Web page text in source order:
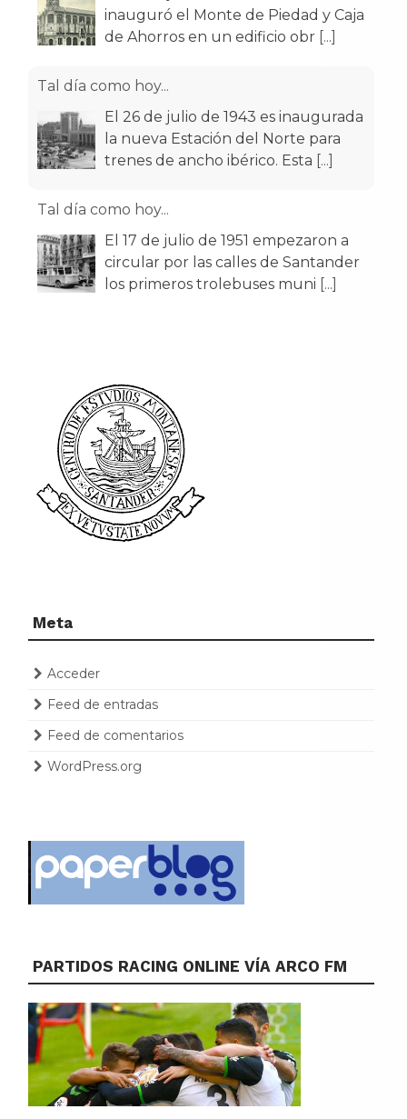
El 26 de julio de 1943 es inaugurada
trenes de ancho ibérico. Esta[...]
El 17 de julio de 1951 empezaron a
los primeros trolebuses muni[...]
Meta
Acceder
Feed de entradas
Feed de comentarios
WordPress.org
PARTIDOS RACING ONLINE VÍA ARCO FM